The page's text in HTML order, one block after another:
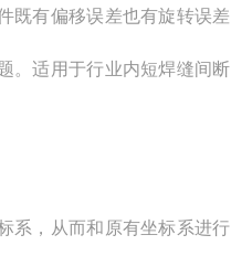
既有偏移误差也有旋转误差
。适用于行业内短焊缝间断
系，从而和原有坐标系进行